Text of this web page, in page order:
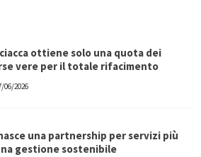
ottiene solo una quota dei
vere per il totale rifacimento
06/2026
una partnership per servizi più
gestione sostenibile